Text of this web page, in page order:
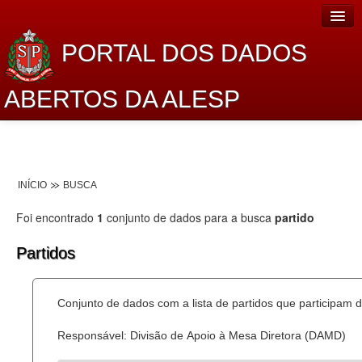
PORTAL DOS DADOS
ABERTOS DA ALESP
Lei de Acesso à Informação
Dados Governamentais Abertos
Processo Legislativo
INÍCIO BUSCA
Foi encontrado 1 conjunto de dados para a busca partido
Partidos
Conjunto de dados com a lista de partidos que participam
Responsável: Divisão de Apoio à Mesa Diretora (DAMD)